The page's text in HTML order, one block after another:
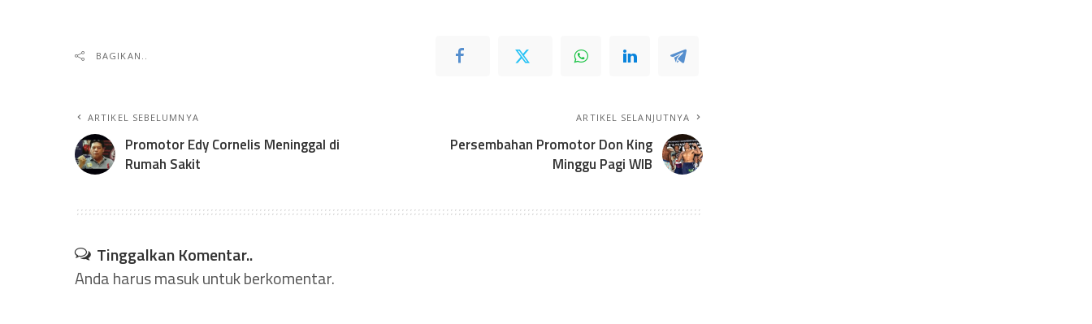
BAGIKAN..
ARTIKEL SEBELUMNYA
Promotor Edy Cornelis Meninggal di
Rumah Sakit
ARTIKEL SELANJUTNYA
Persembahan Promotor Don King
Minggu Pagi WIB
Tinggalkan Komentar..
Anda harusmasukuntuk berkomentar.